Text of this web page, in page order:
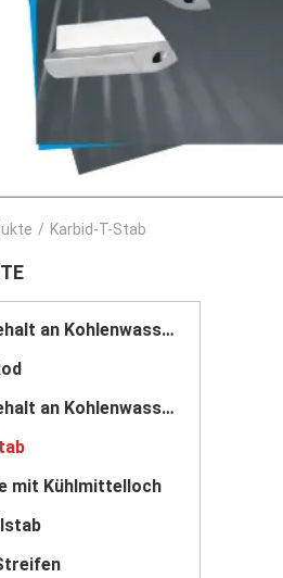
/ Karbid-T-Stab
mit einem Gehalt an Kohlenwasserstoffen von mehr als 85 GHT
mit einem Gehalt an Kohlenwasserstoffen von mehr als 85 GHT
mit Kühlmittelloch